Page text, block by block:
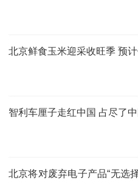
北京鲜食玉米迎采收旺季 预
智利车厘子走红中国 占尽了中
北京将对废弃电子产品“无选